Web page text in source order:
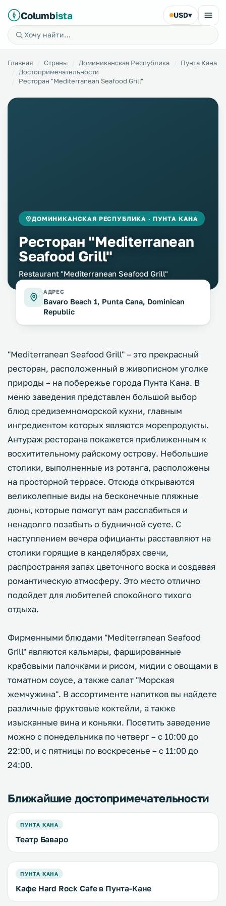
Columbista USD▾
Главная Страны Доминиканская Республика
Пунта Кана
Достопримечательности
Ресторан "Mediterranean Seafood Grill"
ДОМИНИКАНСКАЯ РЕСПУБЛИКА · ПУНТА КАНА
Ресторан "Mediterranean
Seafood Grill"
Restaurant "Mediterranean Seafood Grill"
АДРЕС
Bavaro Beach 1, Punta Cana, Dominican
Republic
"Mediterranean Seafood Grill" – это прекрасный
ресторан, расположенный в живописном уголке
природы – на побережье города Пунта Кана. В
меню заведения представлен большой выбор
блюд средиземноморской кухни, главным
ингредиентом которых являются морепродукты.
Антураж ресторана покажется приближенным к
восхитительному райскому острову. Небольшие
столики, выполненные из ротанга, расположены
на просторной террасе. Отсюда открываются
великолепные виды на бесконечные пляжные
дюны, которые помогут вам расслабиться и
ненадолго позабыть о будничной суете. С
наступлением вечера официанты расставляют на
столики горящие в канделябрах свечи,
распространяя запах цветочного воска и создавая
романтическую атмосферу. Это место отлично
подойдет для любителей спокойного тихого
отдыха.
Фирменными блюдами "Mediterranean Seafood
Grill" являются кальмары, фаршированные
крабовыми палочками и рисом, мидии с овощами в
томатном соусе, а также салат "Морская
жемчужина". В ассортименте напитков вы найдете
различные фруктовые коктейли, а также
изысканные вина и коньяки. Посетить заведение
можно с понедельника по четверг – с 10:00 до
22:00, и с пятницы по воскресенье – с 11:00 до
24:00.
Ближайшие достопримечательности
ПУНТА КАНА
Театр Баваро
ПУНТА КАНА
Кафе Hard Rock Cafe в Пунта-Кане